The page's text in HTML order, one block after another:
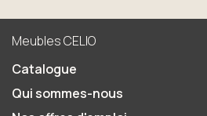
Meubles CELIO
Catalogue
Qui sommes-nous